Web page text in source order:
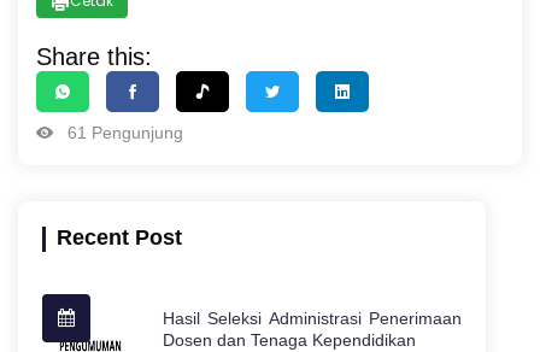
Share this:
61 Pengunjung
Recent Post
Hasil Seleksi Administrasi Penerimaan
Dosen dan Tenaga Kependidikan